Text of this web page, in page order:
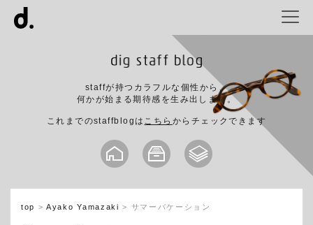
staffが持つカラフルな個性から、
何かが始まる期待感を生み出します。
これまでのstaffblogは こちら からチェックできます
top Ayako Yamazaki サマーバケーション